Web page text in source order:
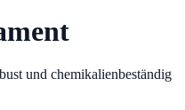
und chemikalienbeständig